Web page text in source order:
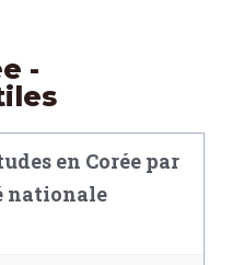
-
en Corée par
nationale